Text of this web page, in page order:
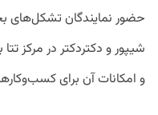
حضور نمایندگان تشکل‌‌های
شیپور و دکتردکتر در مرکز
و امکانات آن برای